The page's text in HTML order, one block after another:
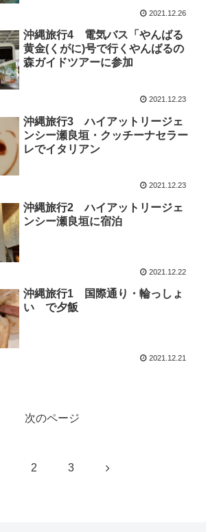
2021.12.26
沖縄旅行4 電気バス「やんばる
黄金(くがに)号で行くやんばるの
森ガイドツアーに参加
2021.12.23
沖縄旅行3 ハイアットリージェ
ンシー瀬良垣・クッチーナセラー
レでイタリアン
2021.12.23
沖縄旅行2 ハイアットリージェ
ンシー瀬良垣に宿泊
2021.12.22
沖縄旅行1 国際通り・輪っしょ
い で夕飯
2021.12.21
次のページ
2 3 次